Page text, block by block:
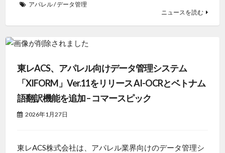
アパレル/データ管理
ニュースを読む
東レACS、アパレル向けデータ管理システム
「XIFORM」Ver.11をリリース AI-OCRとベトナム
語翻訳機能を追加 – コマースピック
2026年1月27日
東レACS株式会社は、アパレル業界向けのデータ管理シ